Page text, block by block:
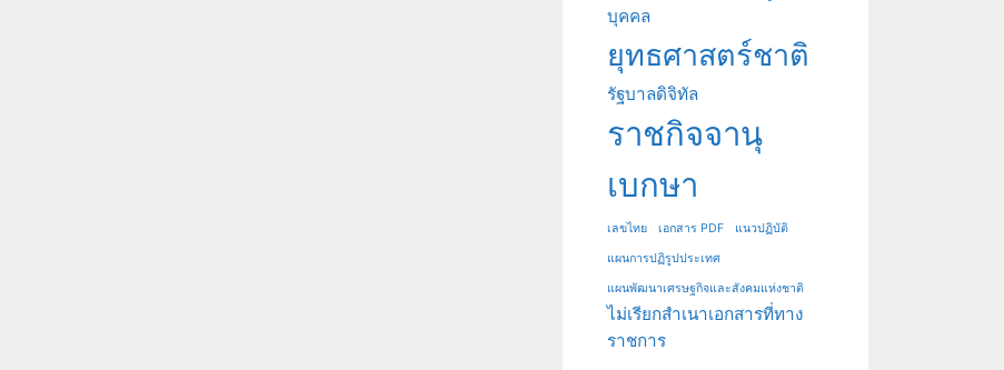
บุคคล
ยุทธศาสตร์ชาติ
รัฐบาลดิจิทัล
ราชกิจจานุ
เบกษา
เลขไทย เอกสาร PDF แนวปฏิบัติ
แผนการปฏิรูปประเทศ
แผนพัฒนาเศรษฐกิจและสังคมแห่งชาติ
ไม่เรียกสำเนาเอกสารที่ทาง
ราชการ